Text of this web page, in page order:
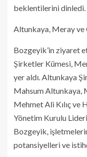
beklentilerini dinledi.
Altunkaya, Meray ve
Bozgeyik’in ziyaret
Şirketler Kümesi,
yer aldı. Altunkaya
Mahsum Altunkaya,
Mehmet Ali Kılıç ve
Yönetim Kurulu
Bozgeyik,
potansiyelleri ve